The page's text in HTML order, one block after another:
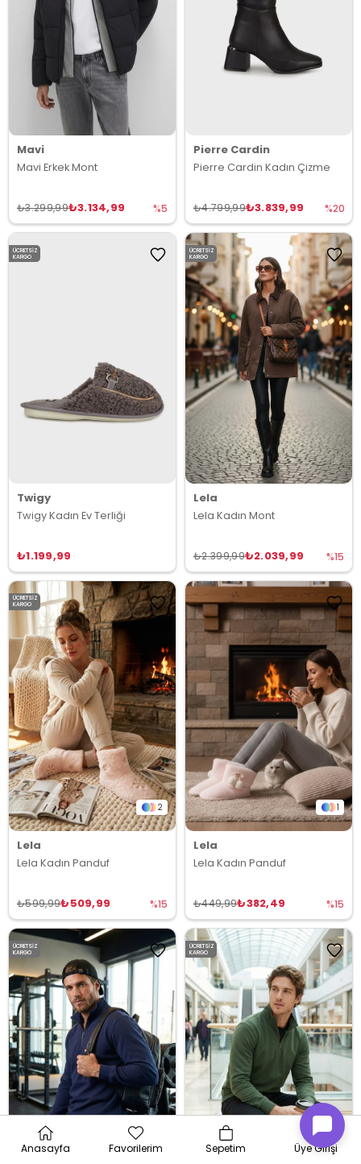
Mavi
Mavi Erkek Mont
₺3.134,99
₺3.299,99 %5
Pierre Cardin
Pierre Cardin Kadın Çizme
₺3.839,99
₺4.799,99 %20
Twigy
Twigy Kadın Ev Terliği
₺1.199,99
ÜCRETSIZ
KARGO
Lela
Lela Kadın Mont
₺2.039,99
₺2.399,99 %15
ÜCRETSIZ
KARGO
2
Lela
Lela Kadın Panduf
₺509,99
₺599,99 %15
ÜCRETSIZ
KARGO
1
Lela
Lela Kadın Panduf
₺382,49
₺449,99 %15
9
ÜCRETSIZ
KARGO
9
ÜCRETSIZ
KARGO
Anasayfa Favorilerim Sepetim Üye Girişi